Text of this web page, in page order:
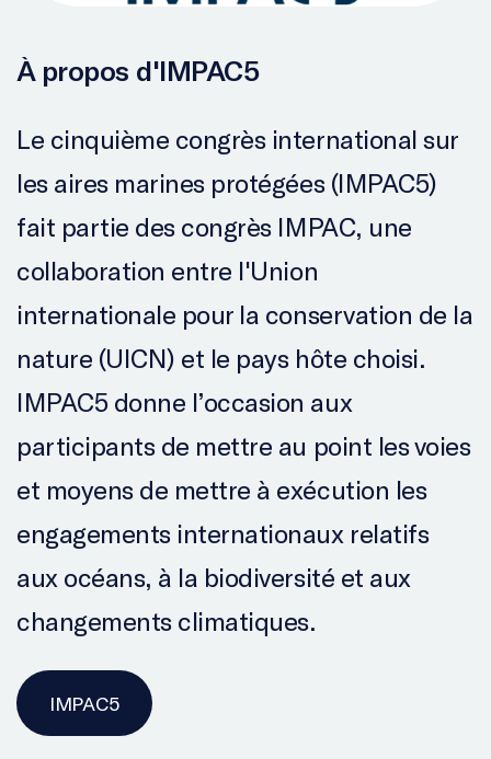
À propos d'IMPAC5
Le cinquième congrès international sur
les aires marines protégées (IMPAC5)
fait partie des congrès IMPAC, une
collaboration entre l'Union
internationale pour la conservation de la
nature (UICN) et le pays hôte choisi.
IMPAC5 donne l’occasion aux
participants de mettre au point les voies
et moyens de mettre à exécution les
engagements internationaux relatifs
aux océans, à la biodiversité et aux
changements climatiques.
IMPAC5